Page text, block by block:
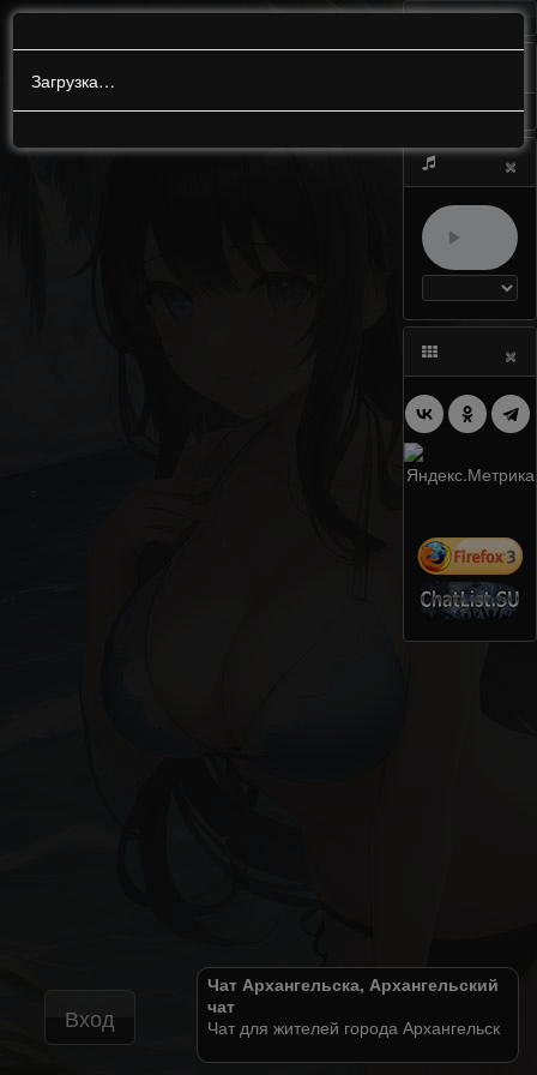
Загрузка…
МЕНЮ
×
×
Вход
Чат Архангельска, Архангельский
чат
Чат для жителей города Архангельск